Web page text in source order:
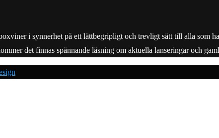
i synnerhet på ett lättbegripligt och trevligt sätt till alla som
det finnas spännande läsning om aktuella lanseringar och